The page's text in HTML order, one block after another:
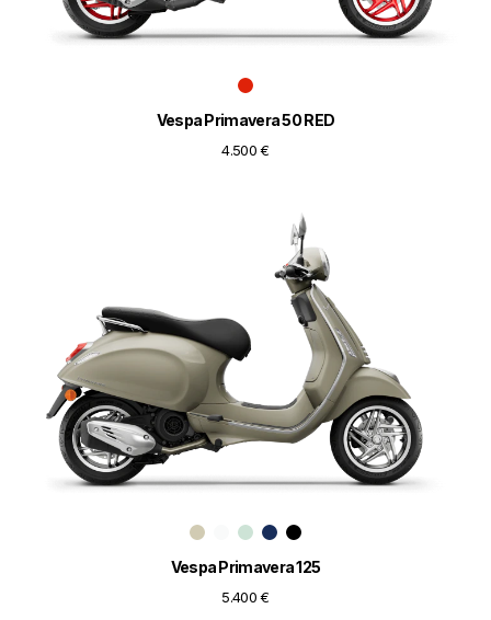
Vespa Primavera 50 RED
4.500 €
Vespa Primavera 125
5.400 €